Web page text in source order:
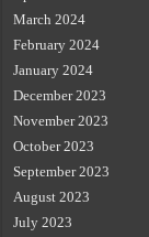
March 2024
February 2024
January 2024
December 2023
November 2023
October 2023
September 2023
August 2023
July 2023